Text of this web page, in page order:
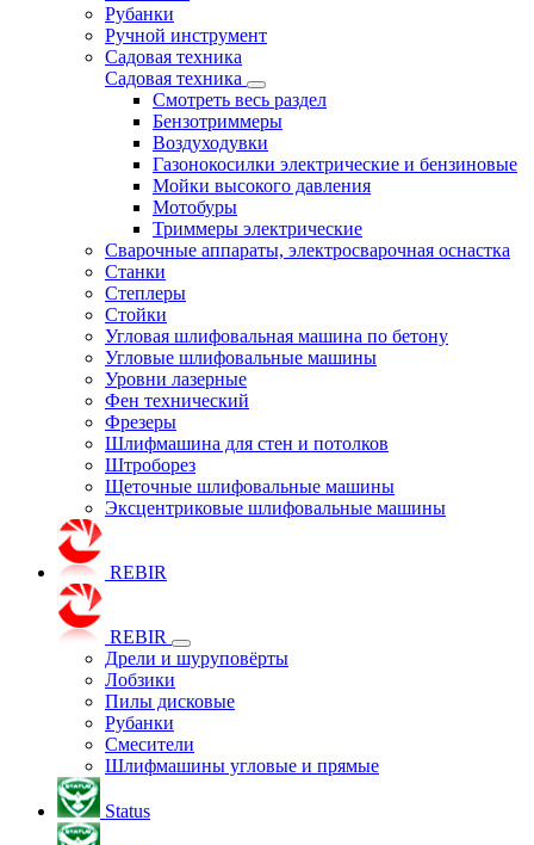
Рубанки
Ручной инструмент
Садовая техника
Садовая техника
Смотреть весь раздел
Бензотриммеры
Воздуходувки
Газонокосилки электрические и бензиновые
Мойки высокого давления
Мотобуры
Триммеры электрические
Сварочные аппараты, электросварочная оснастка
Станки
Степлеры
Стойки
Угловая шлифовальная машина по бетону
Угловые шлифовальные машины
Уровни лазерные
Фен технический
Фрезеры
Шлифмашина для стен и потолков
Штроборез
Щеточные шлифовальные машины
Эксцентриковые шлифовальные машины
REBIR
REBIR
Дрели и шуруповёрты
Лобзики
Пилы дисковые
Рубанки
Смесители
Шлифмашины угловые и прямые
Status